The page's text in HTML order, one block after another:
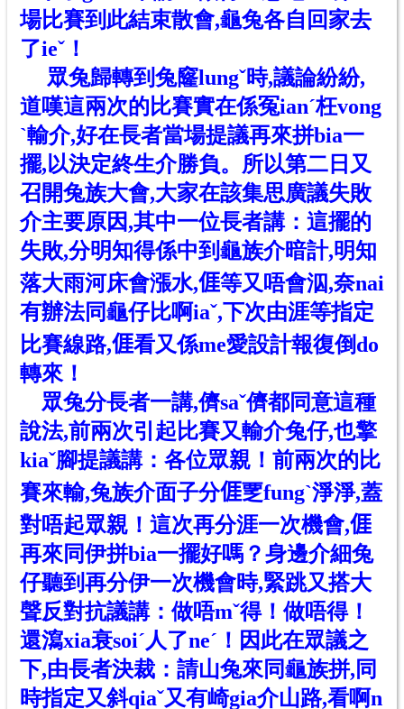
場比賽到此結束散會,龜兔各自回家去
了ieˇ！
眾兔歸轉到兔窿lungˇ時,議論紛紛,
道嘆這兩次的比賽實在係冤ianˊ枉vong
ˋ輸介,好在長者當場提議再來拼bia一
擺,以決定終生介勝負。所以第二日又
召開兔族大會,大家在該集思廣議失敗
介主要原因,其中一位長者講：這擺的
失敗,分明知得係中到龜族介暗計,明知
落大雨河床會漲水,𠊎等又唔會泅,奈nai
有辦法同龜仔比啊iaˇ,下次由涯等指定
比賽線路,𠊎看又係me愛設計報復倒do
轉來！
眾兔分長者一講,儕saˇ儕都同意這種
說法,前兩次引起比賽又輸介兔仔,也擎
kiaˇ腳提議講：各位眾親！前兩次的比
賽來輸,兔族介面子分𠊎覂fungˋ淨淨,蓋
對唔起眾親！這次再分涯一次機會,𠊎
再來同伊拼bia一擺好嗎？身邊介細兔
仔聽到再分伊一次機會時,緊跳又搭大
聲反對抗議講：做唔mˇ得！做唔得！
還瀉xia衰soiˊ人了neˊ！因此在眾議之
下,由長者決裁：請山兔來同龜族拼,同
時指定又斜qiaˇ又有崎gia介山路,看啊n